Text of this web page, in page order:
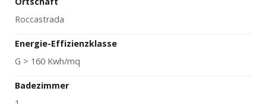
Roccastrada
Energie-Effizienzklasse
G > 160 Kwh/mq
Badezimmer